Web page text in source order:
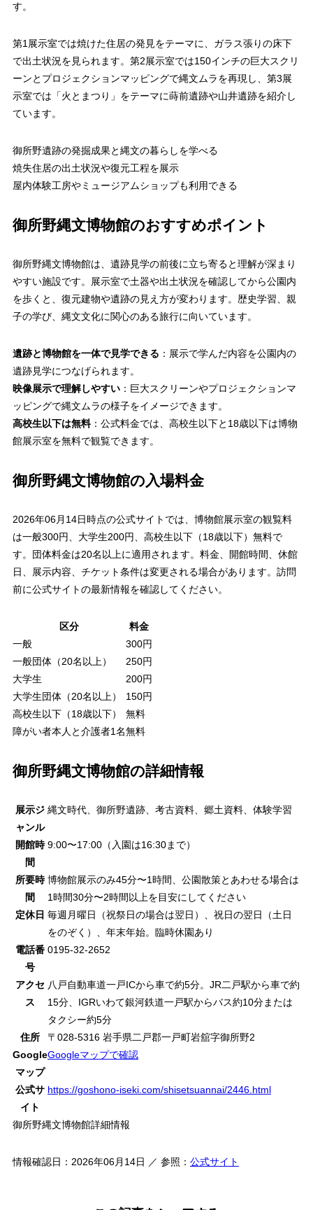
す。
第1展示室では焼けた住居の発見をテーマに、ガラス張りの床下
で出土状況を見られます。第2展示室では150インチの巨大スクリ
ーンとプロジェクションマッピングで縄文ムラを再現し、第3展
示室では「火とまつり」をテーマに蒔前遺跡や山井遺跡を紹介し
ています。
御所野遺跡の発掘成果と縄文の暮らしを学べる
焼失住居の出土状況や復元工程を展示
屋内体験工房やミュージアムショップも利用できる
御所野縄文博物館のおすすめポイント
御所野縄文博物館は、遺跡見学の前後に立ち寄ると理解が深まり
やすい施設です。展示室で土器や出土状況を確認してから公園内
を歩くと、復元建物や遺跡の見え方が変わります。歴史学習、親
子の学び、縄文文化に関心のある旅行に向いています。
遺跡と博物館を一体で見学できる ：展示で学んだ内容を公園内の
遺跡見学につなげられます。
映像展示で理解しやすい：巨大スクリーンやプロジェクションマ
ッピングで縄文ムラの様子をイメージできます。
高校生以下は無料：公式料金では、高校生以下と18歳以下は博物
館展示室を無料で観覧できます。
御所野縄文博物館の入場料金
2026年06月14日時点の公式サイトでは、博物館展示室の観覧料
は一般300円、大学生200円、高校生以下（18歳以下）無料で
す。団体料金は20名以上に適用されます。料金、開館時間、休館
日、展示内容、チケット条件は変更される場合があります。訪問
前に公式サイトの最新情報を確認してください。
区分
料金
一般
300円
一般団体（20名以上）
250円
大学生
200円
大学生団体（20名以上）
150円
高校生以下（18歳以下）
無料
障がい者本人と介護者1名無料
御所野縄文博物館の詳細情報
展示ジ
ャンル
縄文時代、御所野遺跡、考古資料、郷土資料、体験学習
開館時
間
9:00〜17:00（入園は16:30まで）
所要時
間
博物館展示のみ45分〜1時間、公園散策とあわせる場合は
1時間30分〜2時間以上を目安にしてください
定休日 毎週月曜日（祝祭日の場合は翌日）、祝日の翌日（土日
をのぞく）、年末年始。臨時休園あり
電話番
号
0195-32-2652
アクセ
ス
八戸自動車道一戸ICから車で約5分。JR二戸駅から車で約
15分、IGRいわて銀河鉄道一戸駅からバス約10分または
タクシー約5分
住所
〒028-5316 岩手県二戸郡一戸町岩舘字御所野2
Google
マップ
Googleマップで確認
公式サ
イト
https://goshono-iseki.com/shisetsuannai/2446.html
御所野縄文博物館詳細情報
情報確認日：2026年06月14日 ／ 参照： 公式サイト